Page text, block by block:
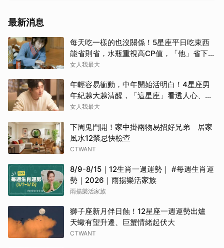
最新消息
每天吃一樣的也沒關係！5星座平日吃東西
能省則省，水瓶重視高CP值，「他」省下來
吃大餐
女人我最大
年輕容易衝動，中年開始活明白！4星座男
年紀越大越清醒，「這星座」看透人心、不
再討好任何人
女人我最大
下周鬼門開！家中掛兩物易招好兄弟 居家
風水12禁忌快檢查
CTWANT
8/9-8/15｜12生肖一週運勢｜ #每週生肖運
勢｜2026｜雨揚樂活家族
雨揚樂活家族
獅子座新月伴日蝕！12星座一週運勢出爐
天蠍有望升遷、巨蟹情緒起伏大
CTWANT